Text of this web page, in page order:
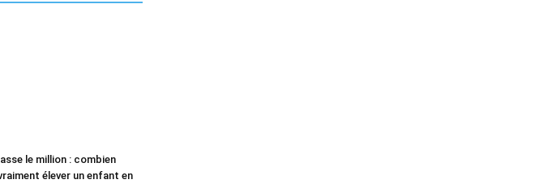
le million : combien
élever un enfant en